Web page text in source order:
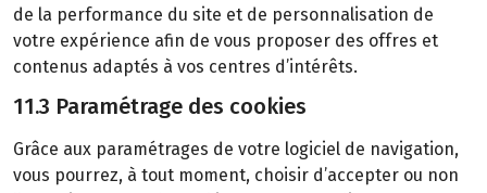
de la performance du site et de personnalisation de
votre expérience afin de vous proposer des offres et
contenus adaptés à vos centres d’intérêts.
11.3 Paramétrage des cookies
Grâce aux paramétrages de votre logiciel de navigation,
vous pourrez, à tout moment, choisir d’accepter ou non